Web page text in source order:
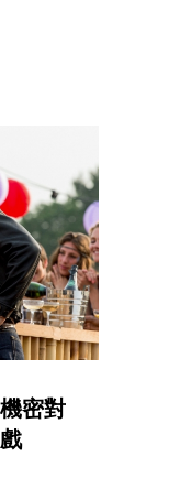
密對